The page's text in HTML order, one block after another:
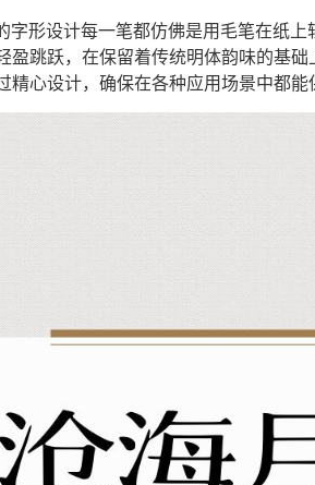
字形设计每一笔都仿佛是用毛笔在纸
盈跳跃，在保留着传统明体韵味的基
精心设计，确保在各种应用场景中都能